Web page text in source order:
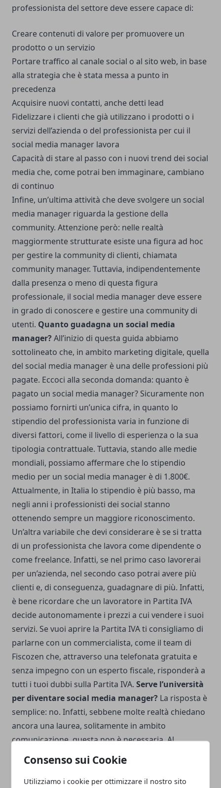
Consenso sui Cookie
Utilizziamo i cookie per ottimizzare il nostro sito
professionista del settore deve essere capace di:
Creare contenuti di valore per promuovere un
prodotto o un servizio
Portare traffico al canale social o al sito web, in base
alla strategia che è stata messa a punto in
precedenza
Acquisire nuovi contatti, anche detti lead
Fidelizzare i clienti che già utilizzano i prodotti o i
servizi dell’azienda o del professionista per cui il
social media manager lavora
Capacità di stare al passo con i nuovi trend dei social
media che, come potrai ben immaginare, cambiano
di continuo
Infine, un’ultima attività che deve svolgere un social
media manager riguarda la gestione della
community. Attenzione però: nelle realtà
maggiormente strutturate esiste una figura ad hoc
per gestire la community di clienti, chiamata
community manager. Tuttavia, indipendentemente
dalla presenza o meno di questa figura
professionale, il social media manager deve essere
in grado di conoscere e gestire una community di
utenti. Quanto guadagna un social media
manager?All’inizio di questa guida abbiamo
sottolineato che, in ambito marketing digitale, quella
del social media manager è una delle professioni più
pagate. Eccoci alla seconda domanda: quanto è
pagato un social media manager? Sicuramente non
possiamo fornirti un’unica cifra, in quanto lo
stipendio del professionista varia in funzione di
diversi fattori, come il livello di esperienza o la sua
tipologia contrattuale. Tuttavia, stando alle medie
mondiali, possiamo affermare che lo stipendio
medio per un social media manager è di 1.800€.
Attualmente, in Italia lo stipendio è più basso, ma
negli anni i professionisti dei social stanno
ottenendo sempre un maggiore riconoscimento.
Un’altra variabile che devi considerare è se si tratta
di un professionista che lavora come dipendente o
come freelance. Infatti, se nel primo caso lavorerai
per un’azienda, nel secondo caso potrai avere più
clienti e, di conseguenza, guadagnare di più. Infatti,
è bene ricordare che un lavoratore in Partita IVA
decide autonomamente i prezzi a cui vendere i suoi
servizi. Se vuoi aprire la Partita IVA ti consigliamo di
parlarne con un commercialista, come il team di
Fiscozen che, attraverso una telefonata gratuita e
senza impegno con un esperto fiscale, risponderà a
tutti i tuoi dubbi sulla Partita IVA. Serve l’università
per diventare social media manager? La risposta è
semplice: no. Infatti, sebbene molte realtà chiedano
ancora una laurea, solitamente in ambito
comunicazione, questa non è necessaria. Al
contrario, ti consigliamo di fare fin da subito
esperienza e creare un tuo portfolio con i lavori
svolti.